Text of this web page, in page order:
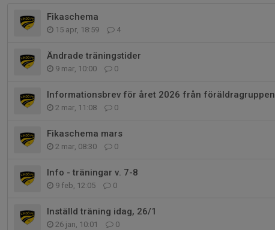
Fikaschema
15 apr, 18:59 4
Ändrade träningstider
9 mar, 10:00 0
Informationsbrev för året 2026 från föräldragruppen
2 mar, 11:08 0
Fikaschema mars
2 mar, 08:30 0
Info - träningar v. 7-8
9 feb, 12:05 0
Inställd träning idag, 26/1
26 jan, 10:01 0